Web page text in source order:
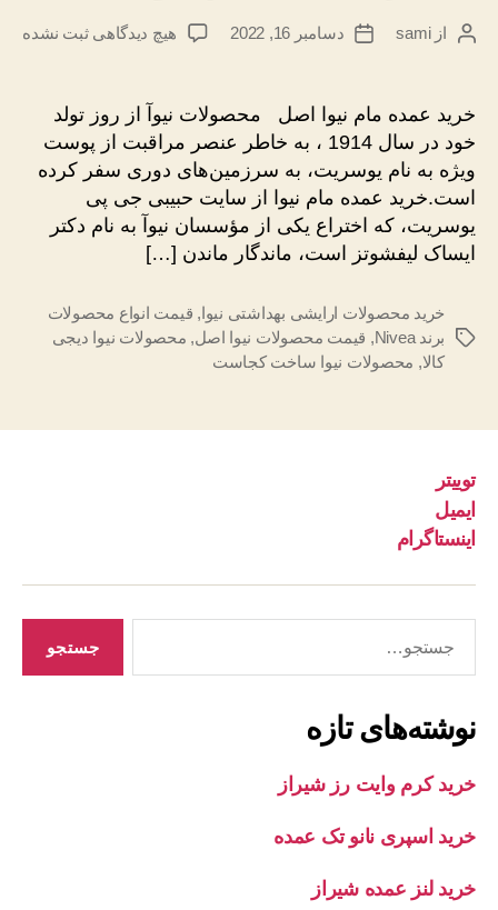
نویسندهٔ
ازsami
تاریخدسامبر 16, 2022 هیچ دیدگاهیبرای
مام
نیوا
اصل
ثبت نشده
خرید عمده مام نیوا اصل محصولات نیوآ از روز تولد
خود در سال 1914 ، به خاطر عنصر مراقبت از پوست
ویژه به نام یوسریت، به سرزمین‌های دوری سفر کرده
است.خرید عمده مام نیوا از سایت حبیبی جی پی
یوسریت، که اختراع یکی از مؤسسان نیوآ به نام دکتر
ایساک لیفشوتز است، ماندگار ماندن […]
برچسب‌ها
خرید محصولات ارایشی بهداشتی نیوا, قیمت انواع محصولات
برند Nivea
, قیمت محصولات نیوا اصل, محصولات نیوا دیجی
کالا, محصولات نیوا ساخت کجاست
توییتر
ایمیل
اینستاگرام
نوشته‌های تازه
خرید کرم وایت رز شیراز
خرید اسپری نانو تک عمده
خرید لنز عمده شیراز